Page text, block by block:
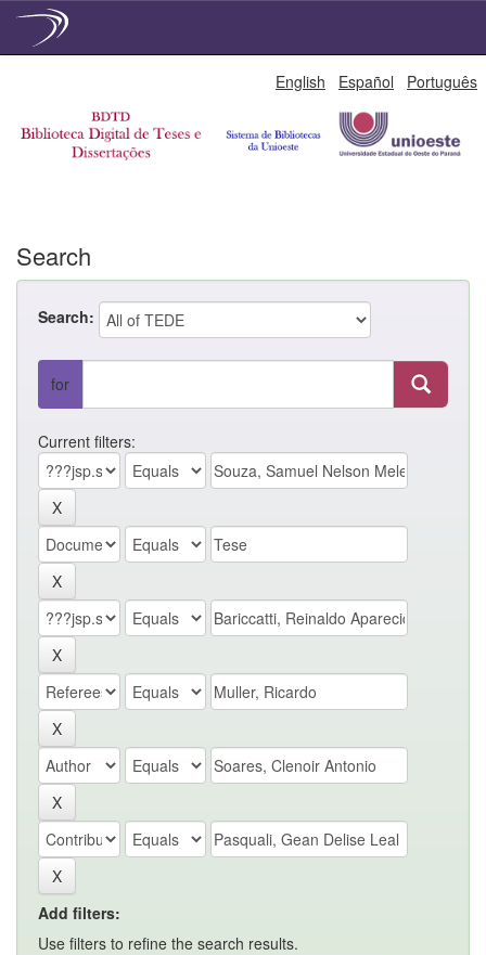
English Español Português
Search
Search:
for
Current filters:
Add filters:
Use filters to refine the search results.